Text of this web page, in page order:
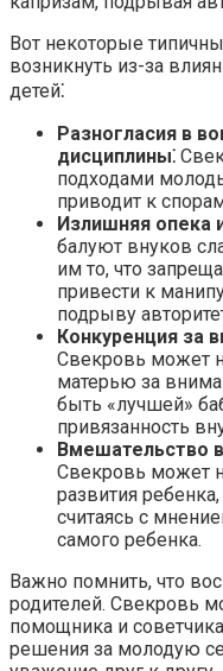
Вот некоторые
возникнуть из-за
детей⁚
Разногласия в
дисциплины⁚
подходами
приводит к
Излишняя опека
балуют внуков
им то, что
привести к
подрыву
Конкуренция за
Свекровь может
матерью за
быть «лучшей»
привязанность
Вмешательство
Свекровь может
развития
считаясь с
самого ребенка.​
Важно помнить, что
родителей.​ Свекровь
помощника и
решения за молодую